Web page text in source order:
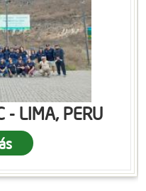
- LIMA, PERU